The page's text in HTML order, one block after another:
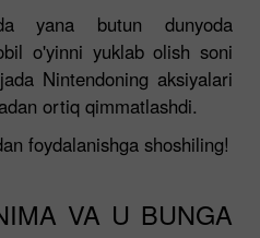
yana butun dunyoda
o'yinni yuklab olish soni
Nintendoning aksiyalari
ortiq qimmatlashdi.
foydalanishga shoshiling!
VA U BUNGA